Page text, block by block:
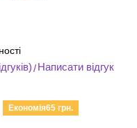
/Написати відгук
Економія65 грн.